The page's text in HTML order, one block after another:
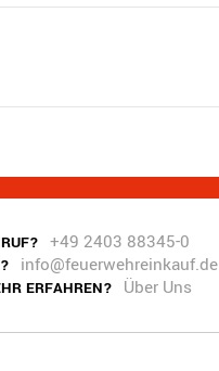
+49 2403 88345-0
info@feuerwehreinkauf.de
ERFAHREN? Über Uns